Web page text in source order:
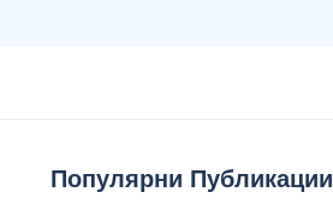
Популярни Публикации